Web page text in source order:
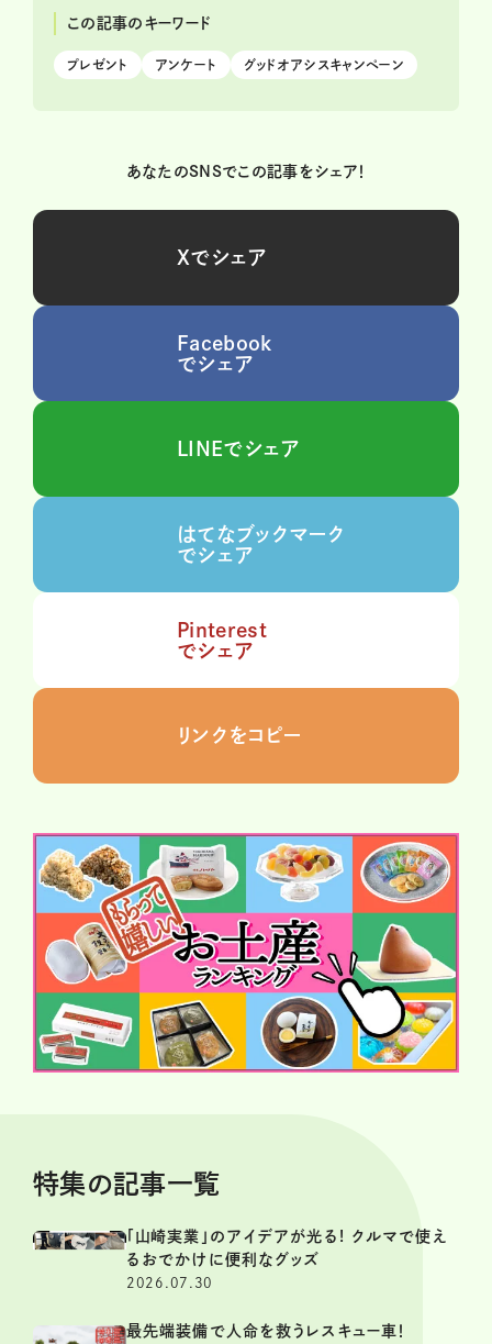
この記事のキーワード
プレゼント アンケート グッドオアシスキャンペーン
あなたのSNSでこの記事をシェア！
Xでシェア
Facebook
でシェア
LINEでシェア
はてなブックマーク
でシェア
Pinterest
でシェア
リンクをコピー
特集の記事一覧
「山崎実業」のアイデアが光る! クルマで使え
るおでかけに便利なグッズ
2026.07.30
最先端装備で人命を救うレスキュー車！